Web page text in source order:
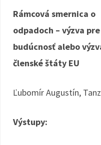
Rámcová smernica o
odpadoch – výzva pre
budúcnosť alebo
členské štáty EU
Ľubomír Augustín,
Výstupy: